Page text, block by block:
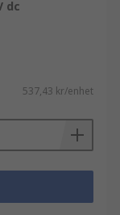
dc
537,43 kr/enhet